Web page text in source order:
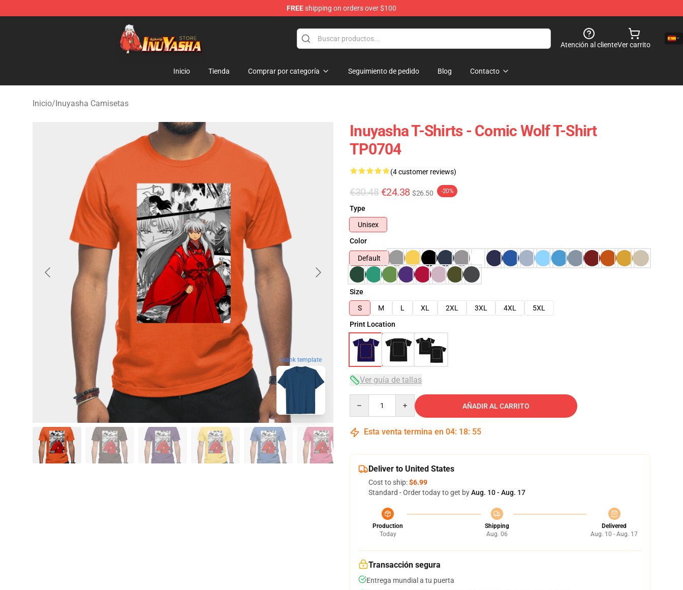
FREEshipping on orders over $100
Inuyasha Store - Official Inuyasha Merchandise Shop
Atención al clienteVer carrito
Inicio Tienda Comprar por categoría Seguimiento de pedido Blog Contacto
Inicio/Inuyasha Camisetas
blank template
Inuyasha T-Shirts - Comic Wolf T-Shirt
TP0704
(4 customer reviews)
€30.48 €24.38 $26.50 -20%
Type
Unisex
Color
Default
Size
S
M L XL 2XL 3XL 4XL
5XL
Print Location
Ver guía de tallas
AÑADIR AL CARRITO
Esta venta termina en 04: 18: 54
Deliver to United States
Cost to ship:$6.99
Standard - Order today to get byAug. 10 - Aug. 17
Production
Today
Shipping
Aug. 06
Delivered
Aug. 10 - Aug. 17
Transacción segura
Entrega mundial a tu puerta